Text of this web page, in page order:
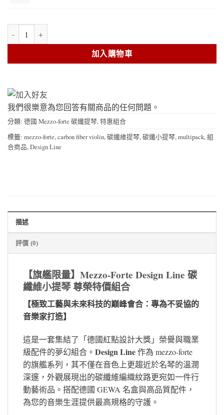
加入購物車
我們很樂意為您回答有關商品的任何問題。
分類: 德國 Mezzo-forte 碳纖提琴,特惠組合
標籤: mezzo-forte,carbon fiber violin,碳纖維提琴,碳纖小提琴,multipack,組
合商品,Design Line
描述
評價 (0)
【旗艦限量】Mezzo-Forte Design Line 碳
纖維小提琴 尊榮特價組合
【極致工藝與未來科技的巔峰會合：專為不妥協的
音樂家打造】
這是一套集結了「德國紅點設計大獎」榮譽與職業
級配件的夢幻組合。 Design Line作為 mezzo-forte
的旗艦系列，其不僅在音色上更趨近於名琴的溫潤
深邃，外觀展現出的碳纖維編織紋路更宛如一件行
動藝術品。搭配德國 GEWA 名盒與高品質配件，
為您的音樂生涯提供最高規格的守護。